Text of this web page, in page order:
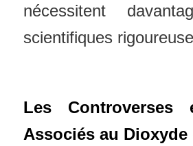
nécessitent
scientifiques
Les Controverses
Associés au Dioxyde